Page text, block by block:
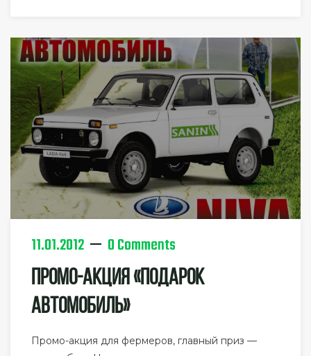
11.01.2012 0 Comments
Промо-Акция «Подарок
Автомобиль»
Промо-акция для фермеров, главный приз —